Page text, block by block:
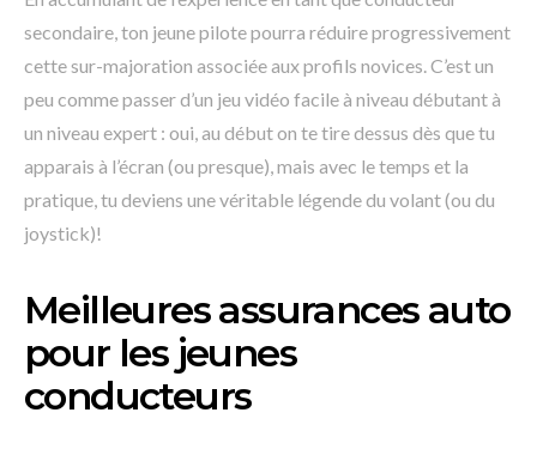
secondaire, ton jeune pilote pourra réduire progressivement
cette sur-majoration associée aux profils novices. C’est un
peu comme passer d’un jeu vidéo facile à niveau débutant à
un niveau expert : oui, au début on te tire dessus dès que tu
apparais à l’écran (ou presque), mais avec le temps et la
pratique, tu deviens une véritable légende du volant (ou du
joystick)!
Meilleures assurances auto
pour les jeunes
conducteurs